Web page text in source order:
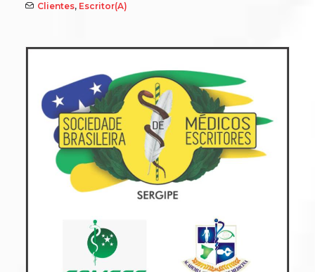
Clientes, Escritor(a)